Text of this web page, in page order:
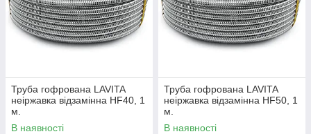
Труба гофрована LAVITA
неіржавка відзамінна HF40, 1
м.
В наявності
Труба гофрована LAVITA
неіржавка відзамінна HF50, 1
м.
В наявності